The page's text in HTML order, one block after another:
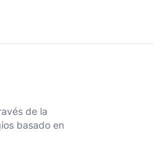
de la
basado en